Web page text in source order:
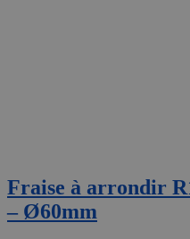
Fraise à arrondir
– Ø60mm